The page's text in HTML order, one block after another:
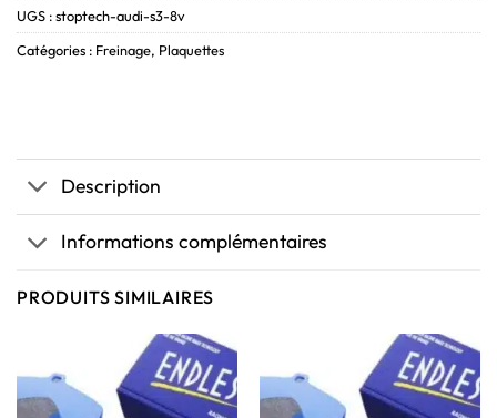
UGS :stoptech-audi-s3-8v
Catégories : Freinage, Plaquettes
Description
Informations complémentaires
PRODUITS SIMILAIRES